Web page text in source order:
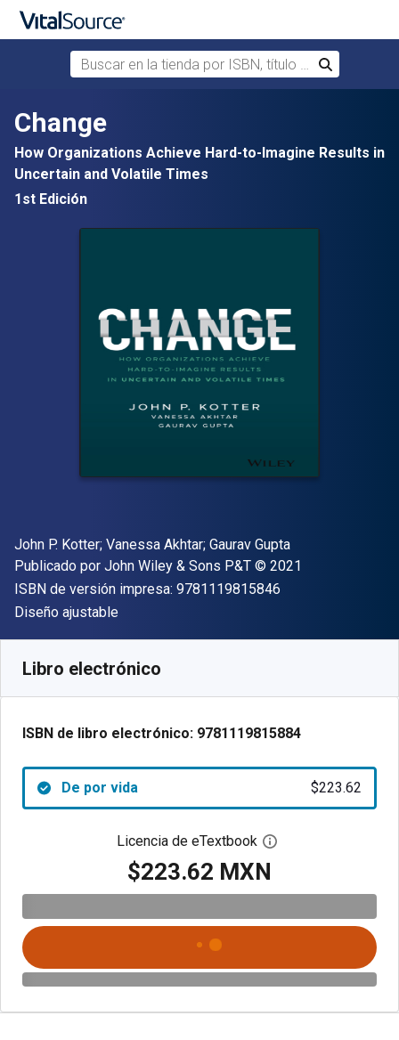
Saltar al contenido principal
Buscar en la tienda por ISBN, título o autor
Buscar
Change
How Organizations Achieve Hard-to-Imagine Results in
Uncertain and Volatile Times
1st Edición
Autor(es)
John P. Kotter; Vanessa Akhtar; Gaurav Gupta
Editor
Publicado por John Wiley & Sons P&T Copyright
© 2021
ISBN de versión impresa: 9781119815846
Formato
Diseño ajustable
Libro electrónico
ISBN de libro electrónico: 9781119815884
De por vida $223.62
Licencia de eTextbook Abre el cuadro de
$223.62 MXN